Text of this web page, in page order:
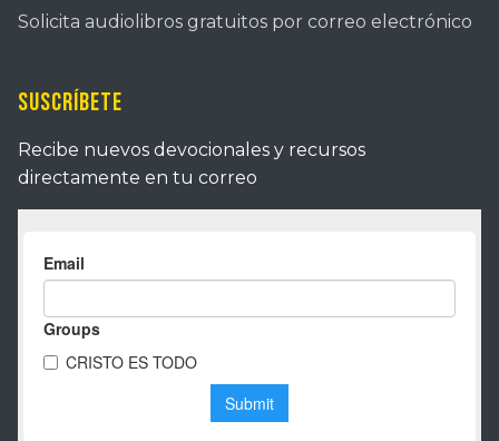
Solicita audiolibros gratuitos por correo electrónico
Suscríbete
Recibe nuevos devocionales y recursos
directamente en tu correo